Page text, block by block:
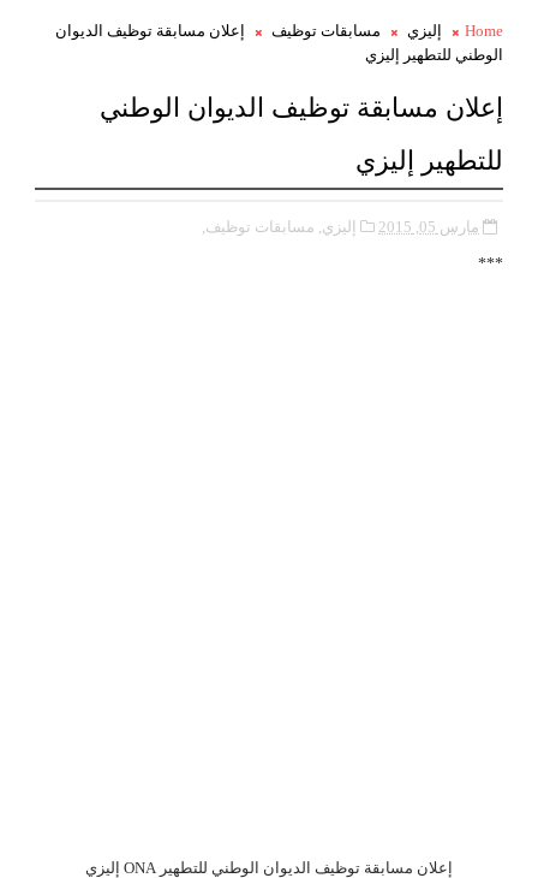
Home إليزي مسابقات توظيف
إعلان مسابقة توظيف الديوان
الوطني للتطهير إليزي
إعلان مسابقة توظيف الديوان الوطني
للتطهير إليزي
مارس 05, 2015 إليزي, مسابقات توظيف,
***
إعلان مسابقة توظيف الديوان الوطني للتطهير ONA إليزي